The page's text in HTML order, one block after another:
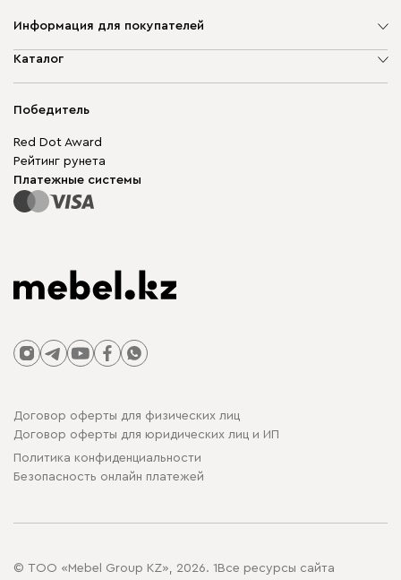
Информация для покупателей
О компании
Гарантия
Для бизнеса
Карта сайта
Каталог
Корпусная мебель
Модульная мебель
Столы и стулья
Победитель
Red Dot Award
Рейтинг рунета
Платежные системы
Договор оферты для физических лиц
Договор оферты для юридических лиц и ИП
Политика конфиденциальности
Безопасность онлайн платежей
© ТОО «Mebel Group KZ», 2026. 1Все ресурсы сайта